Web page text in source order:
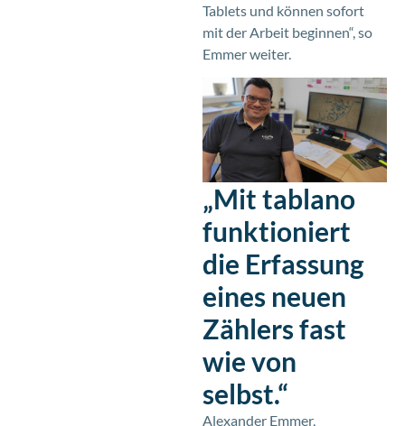
Tablets und können sofort
mit der Arbeit beginnen“, so
Emmer weiter.
„Mit tablano
funktioniert
die Erfassung
eines neuen
Zählers fast
wie von
selbst.“
Alexander Emmer,